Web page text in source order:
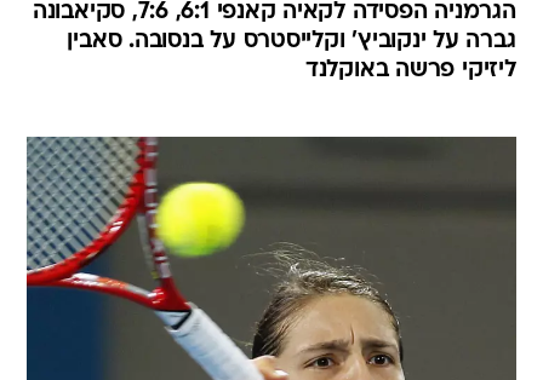
הגרמניה הפסידה לקאיה קאנפי 6:1, 7:6, סקיאבונה
גברה על ינקוביץ' וקלייסטרס על בנסובה. סאבין
ליזיקי פרשה באוקלנד